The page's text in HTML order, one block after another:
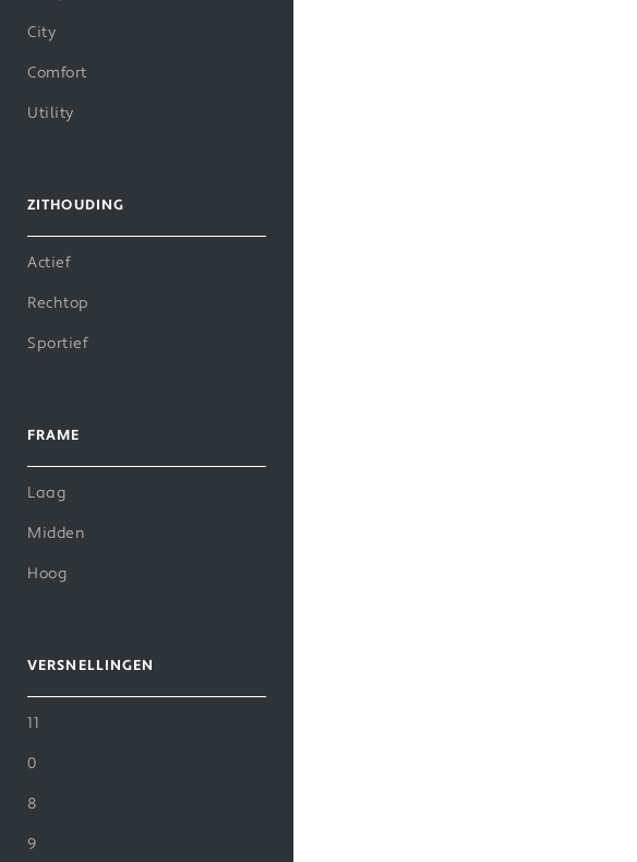
City
Comfort
Utility
ZITHOUDING
Actief
Rechtop
Sportief
FRAME
Laag
Midden
Hoog
VERSNELLINGEN
11
0
8
9